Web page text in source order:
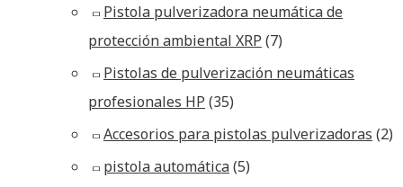
Pistola pulverizadora neumática de
protección ambiental XRP (7)
Pistolas de pulverización neumáticas
profesionales HP (35)
Accesorios para pistolas pulverizadoras (2)
pistola automática(5)